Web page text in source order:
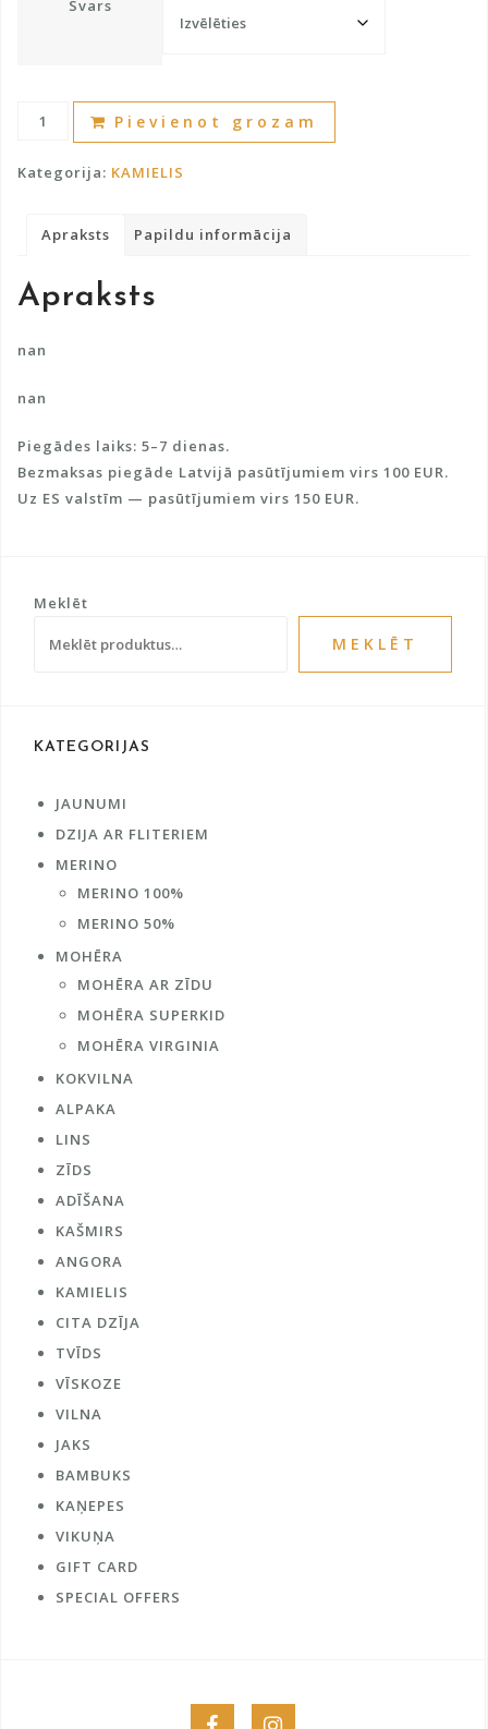
Svars
Kamieļu
ar
zīdu
Pievienot grozam
Kategorija: KAMIELIS
Apraksts Papildu informācija
Apraksts
nan
nan
Piegādes laiks: 5–7 dienas.
Bezmaksas piegāde Latvijā pasūtījumiem virs 100 EUR.
Uz ES valstīm — pasūtījumiem virs 150 EUR.
Meklēt
MEKLĒT
KATEGORIJAS
JAUNUMI
DZIJA AR FLITERIEM
MERINO
MERINO 100%
MERINO 50%
MOHĒRA
MOHĒRA AR ZĪDU
MOHĒRA SUPERKID
MOHĒRA VIRGINIA
KOKVILNA
ALPAKA
LINS
ZĪDS
ADĪŠANA
KAŠMIRS
ANGORA
KAMIELIS
CITA DZĪJA
TVĪDS
VĪSKOZE
VILNA
JAKS
BAMBUKS
KAŅEPES
VIKUŅA
GIFT CARD
SPECIAL OFFERS